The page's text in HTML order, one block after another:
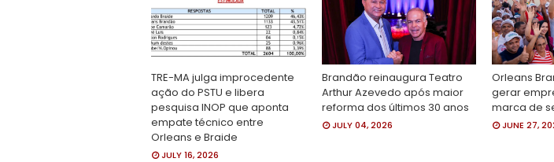
TRE-MA julga improcedente
ação do PSTU e libera
pesquisa INOP que aponta
empate técnico entre
Orleans e Braide
JULY 16, 2026
Brandão reinaugura Teatro
Arthur Azevedo após maior
reforma dos últimos 30 anos
JULY 04, 2026
Orleans
gerar
marca de
JUNE 27,